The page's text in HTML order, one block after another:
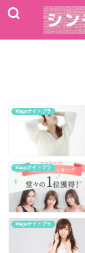
Viageナイトブラ
Viageナイトブラ
Viageナイトブラ